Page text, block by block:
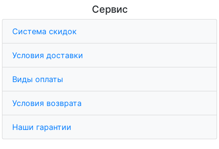
Сервис
Система скидок
Условия доставки
Виды оплаты
Условия возврата
Наши гарантии